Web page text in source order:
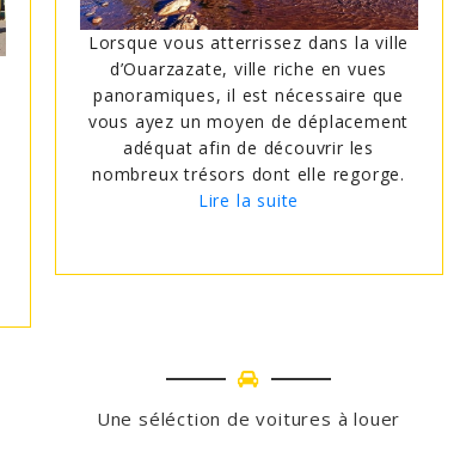
Lorsque vous atterrissez dans la ville
d’Ouarzazate, ville riche en vues
panoramiques, il est nécessaire que
vous ayez un moyen de déplacement
adéquat afin de découvrir les
nombreux trésors dont elle regorge.
Lire la suite
Une séléction de voitures à louer